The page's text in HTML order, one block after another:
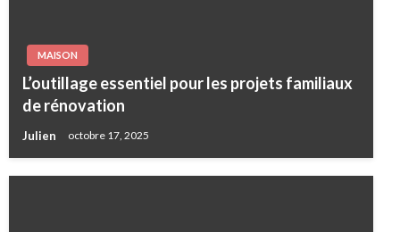
MAISON
L’outillage essentiel pour les projets familiaux
de rénovation
Julien octobre 17, 2025